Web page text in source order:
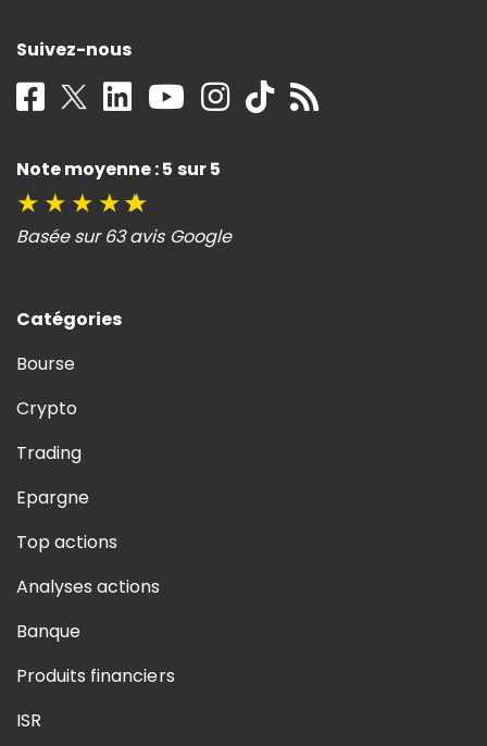
Suivez-nous
Note moyenne : 5 sur 5
★ ★ ★ ★★
Basée sur 63 avis Google
Catégories
Bourse
Crypto
Trading
Epargne
Top actions
Analyses actions
Banque
Produits financiers
ISR